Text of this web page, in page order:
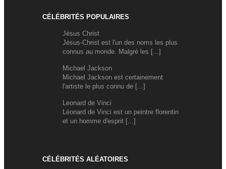
CÉLÉBRITÉS POPULAIRES
Jésus Christ
Jésus-Christ est l'un des noms les plus
connus au monde. Malgré les [...]
Michael Jackson
Michael Jackson est certainement
l'artiste le plus connu de [...]
Leonard de Vinci
Léonard de Vinci est un peintre florentin
et un homme d'esprit [...]
CÉLÉBRITÉS ALÉATOIRES